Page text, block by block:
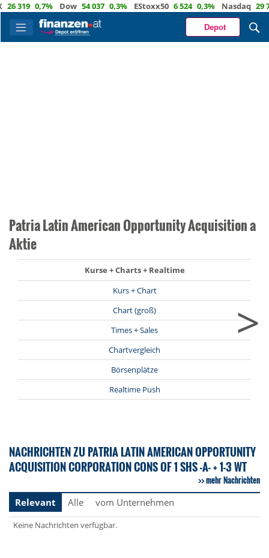
0,7% Dow 54 037 0,3% EStoxx50 6 524 0,3% Nasdaq 29 722
Depot
Patria Latin American Opportunity Acquisition a
Aktie
Kurse + Charts + Realtime
Kurs + Chart
Chart (groß)
Times + Sales
Chartvergleich
Börsenplätze
Realtime Push
>
NACHRICHTEN ZU PATRIA LATIN AMERICAN OPPORTUNITY
ACQUISITION CORPORATION CONS OF 1 SHS -A- + 1-3 WT
mehr Nachrichten
Relevant
Alle vom Unternehmen
Keine Nachrichten verfügbar.